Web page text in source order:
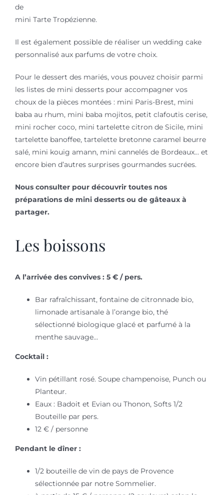
de
mini Tarte Tropézienne.
Il est également possible de réaliser un wedding cake
personnalisé aux parfums de votre choix.
Pour le dessert des mariés, vous pouvez choisir parmi
les listes de mini desserts pour accompagner vos
choux de la pièces montées : mini Paris-Brest, mini
baba au rhum, mini baba mojitos, petit clafoutis cerise,
mini rocher coco, mini tartelette citron de Sicile, mini
tartelette banoffee, tartelette bretonne caramel beurre
salé, mini kouig amann, mini cannelés de Bordeaux… et
encore bien d’autres surprises gourmandes sucrées.
Nous consulter pour découvrir toutes nos
préparations de mini desserts ou de gâteaux à
partager.
Les boissons
A l’arrivée des convives : 5 € / pers.
Bar rafraîchissant, fontaine de citronnade bio,
limonade artisanale à l’orange bio, thé
sélectionné biologique glacé et parfumé à la
menthe sauvage…
Cocktail :
Vin pétillant rosé. Soupe champenoise, Punch ou
Planteur.
Eaux : Badoit et Evian ou Thonon, Softs 1/2
Bouteille par pers.
12 € / personne
Pendant le dîner :
1/2 bouteille de vin de pays de Provence
sélectionnée par notre Sommelier.